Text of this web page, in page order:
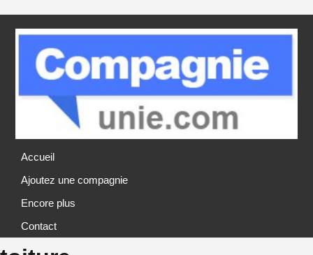
Accueil
Ajoutez une compagnie
Encore plus
Contact